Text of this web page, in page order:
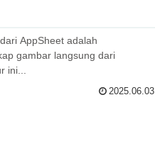
AppSheet adalah
gambar langsung dari
ini...
2025.06.03